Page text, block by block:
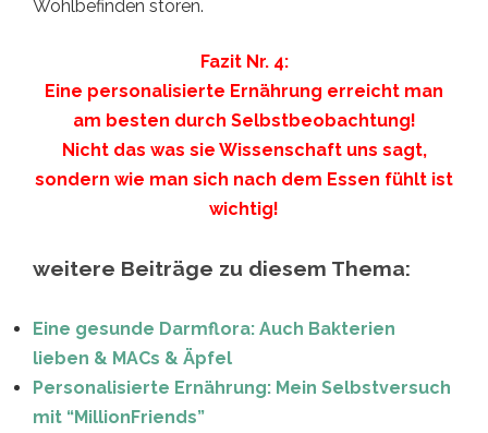
Wohlbefinden stören.
Fazit Nr. 4:
Eine personalisierte Ernährung erreicht man
am besten durch Selbstbeobachtung!
Nicht das was sie Wissenschaft uns sagt,
sondern wie man sich nach dem Essen fühlt ist
wichtig!
weitere Beiträge zu diesem Thema:
Eine gesunde Darmflora: Auch Bakterien
lieben & MACs & Äpfel
Personalisierte Ernährung: Mein Selbstversuch
mit “MillionFriends”